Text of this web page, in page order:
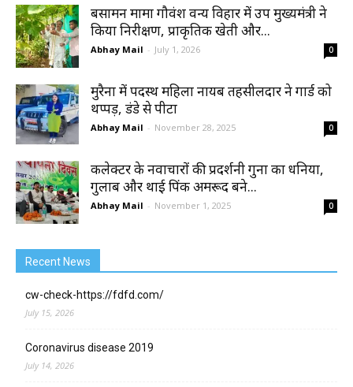
बसामन मामा गौवंश वन्य विहार में उप मुख्यमंत्री ने
किया निरीक्षण, प्राकृतिक खेती और...
Abhay Mail - July 1, 2026 0
मुरैना में पदस्थ महिला नायब तहसीलदार ने गार्ड को
थप्पड़, डंडे से पीटा
Abhay Mail - November 28, 2025 0
कलेक्टर के नवाचारों की प्रदर्शनी गुना का धनिया,
गुलाब और थाई पिंक अमरूद बने...
Abhay Mail - November 1, 2025 0
Recent News
cw-check-https://fdfd.com/
July 15, 2026
Coronavirus disease 2019
July 14, 2026